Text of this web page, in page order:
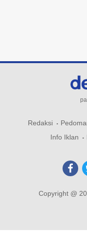
Redaksi
Info Iklan
Copyright @